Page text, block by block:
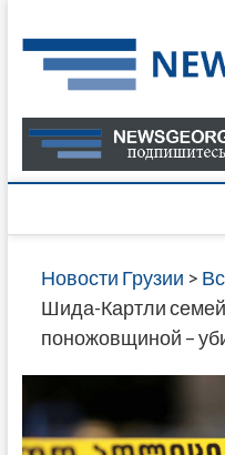
to
content
Новости Грузии >
Шида-Картли
поножовщиной –